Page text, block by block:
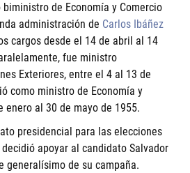
biministro de Economía y Comercio
administración de Carlos Ibáñez
cargos desde el 14 de abril al 14
fue ministro
Exteriores, entre el 4 al 13 de
como ministro de Economía y
enero al 30 de mayo de 1955.
presidencial para las elecciones
apoyar al candidato Salvador
generalísimo de su campaña.